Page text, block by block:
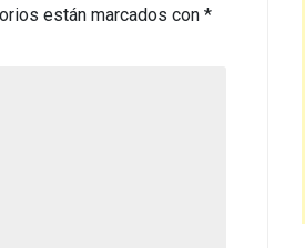
están marcados con *